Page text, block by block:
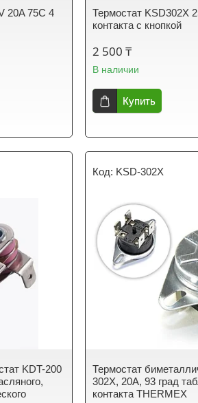
20A 75C 4
Термостат KSD302Х
контакта с кнопкой
2 500 ₸
В наличии
Купить
KDT-200
KSD-302X
Термостат
302X, 20А, 93 град
контакта THERMEX